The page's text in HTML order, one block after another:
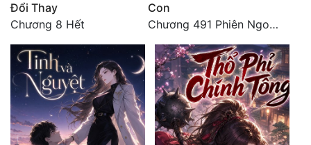
Đổi Thay
Chương 8 Hết
Con
Chương 491 Phiên Ngoại Đào Hoa - Quả Báo Cuối Đời, Chết Trong Cô Độc (hết)